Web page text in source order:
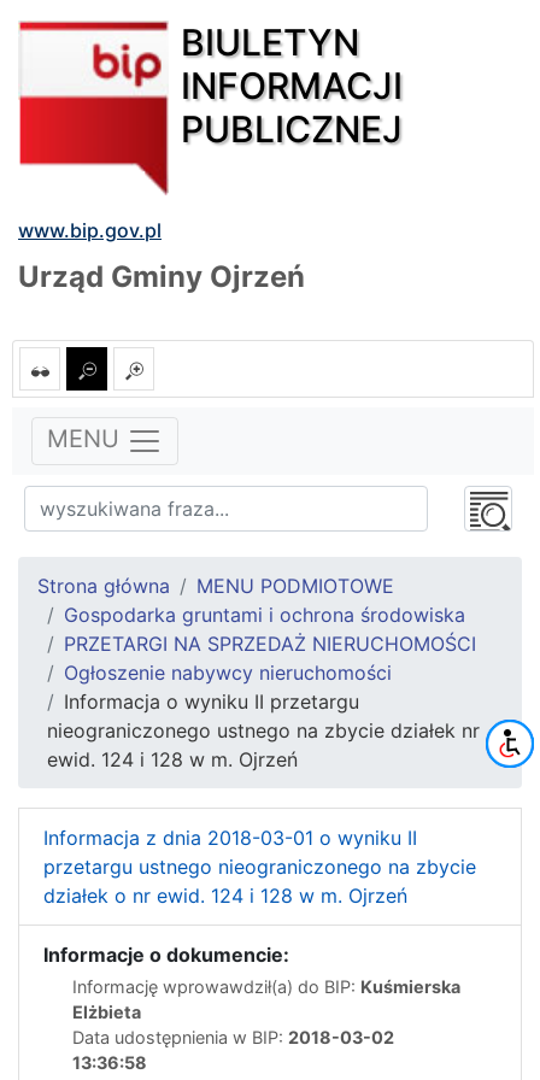
BIULETYN
INFORMACJI
PUBLICZNEJ
www.bip.gov.pl
Urząd Gminy Ojrzeń
MENU
Strona główna
MENU PODMIOTOWE
Gospodarka gruntami i ochrona środowiska
PRZETARGI NA SPRZEDAŻ NIERUCHOMOŚCI
Ogłoszenie nabywcy nieruchomości
Informacja o wyniku II przetargu
nieograniczonego ustnego na zbycie działek nr
ewid. 124 i 128 w m. Ojrzeń
Informacja z dnia 2018-03-01 o wyniku II
przetargu ustnego nieograniczonego na zbycie
działek o nr ewid. 124 i 128 w m. Ojrzeń
Informacje o dokumencie:
Informację wprowawdził(a) do BIP: Kuśmierska
Elżbieta
Data udostępnienia w BIP: 2018-03-02
13:36:58